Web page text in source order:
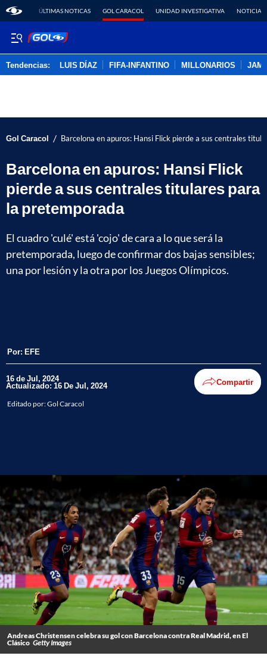
ÚLTIMAS NOTICAS GOL CARACOL UNIDAD INVESTIGATIVA NOTICIAS
Tendencias: LUIS DÍAZ FIFA-INFANTINO MILLONARIOS
Gol Caracol / Barcelona en apuros: Hansi Flick pierde a sus centrales
Barcelona en apuros: Hansi Flick
pierde a sus centrales titulares para
la pretemporada
El cuadro 'culé' está 'cojo' de cara a lo que será la
pretemporada, luego de confirmar dos bajas sensibles;
una por lesión y la otra por los Juegos Olímpicos.
Por: EFE
16 de Jul, 2024
Actualizado: 16 De Jul, 2024 Compartir
Editado por:Gol Caracol
Andreas Christensen celebra su gol con Barcelona contra Real Madrid, en El
Clásico Getty Images